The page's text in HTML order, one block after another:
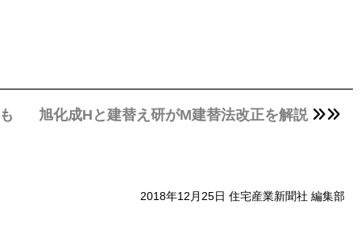
旭化成Hと建替え研がM建替法改正を解説
2018年12月25日 住宅産業新聞社 編集部